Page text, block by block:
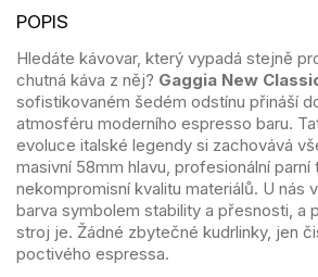
Hledáte kávovar, který vypadá stejně
chutná káva z něj? Gaggia New
sofistikovaném šedém odstínu přináší
atmosféru moderního espresso baru.
evoluce italské legendy si zachovává
masivní 58mm hlavu, profesionální parní
nekompromisní kvalitu materiálů. U nás
barva symbolem stability a přesnosti, a
stroj je. Žádné zbytečné kudrlinky, jen
poctivého espressa.